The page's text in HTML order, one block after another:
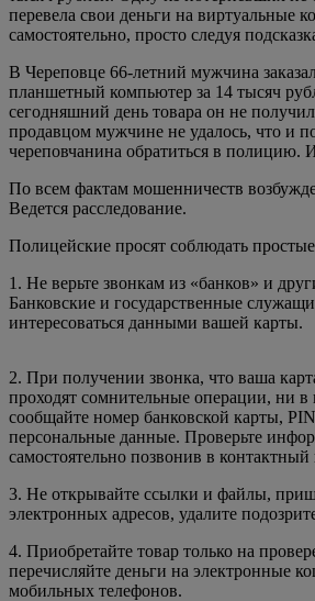
перевела свои деньги на виртуальные
самостоятельно, просто следуя
В Череповце 66-летний мужчина
планшетный компьютер за 14 тысяч
сегодняшний день товара он не
продавцом мужчине не удалось, что и
череповчанина обратиться в полицию.
По всем фактам мошенничеств
Ведется расследование.
Полицейские просят соблюдать
1. Не верьте звонкам из «банков» и
Банковские и государственные
интересоваться данными вашей карты.
2. При получении звонка, что ваша
проходят сомнительные операции, ни в
сообщайте номер банковской карты,
персональные данные. Проверьте
самостоятельно позвонив в контактный
3. Не открывайте ссылки и файлы,
электронных адресов, удалите
4. Приобретайте товар только на
перечисляйте деньги на электронные
мобильных телефонов.